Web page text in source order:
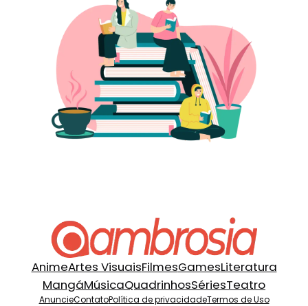
AnimeArtes VisuaisFilmesGamesLiteratura
MangáMúsicaQuadrinhosSériesTeatro
AnuncieContatoPolítica de privacidadeTermos de Uso